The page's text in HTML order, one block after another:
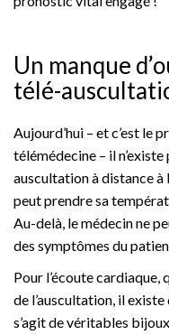
Un manque
télé-
Aujourd’hui – et c’est le
télémédecine – il
auscultation à distance à
peut prendre sa
Au-delà, le médecin ne
des symptômes du
Pour l’écoute cardiaque,
de l’auscultation, il
s’agit de véritables